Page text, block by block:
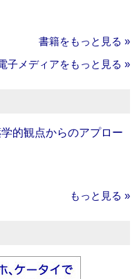
書籍をもっと見る »
子メディアをもっと見る »
的観点からのアプロー
もっと見る »